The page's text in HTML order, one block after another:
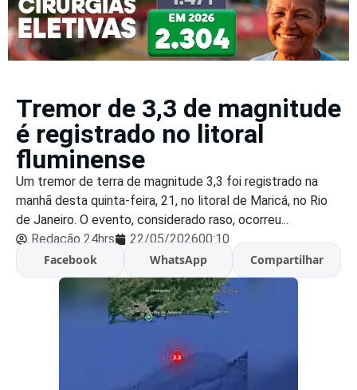
Tremor de 3,3 de magnitude
é registrado no litoral
fluminense
Um tremor de terra de magnitude 3,3 foi registrado na
manhã desta quinta-feira, 21, no litoral de Maricá, no Rio
de Janeiro. O evento, considerado raso, ocorreu...
Redação 24hrs
22/05/202600:10
Facebook
WhatsApp Compartilhar